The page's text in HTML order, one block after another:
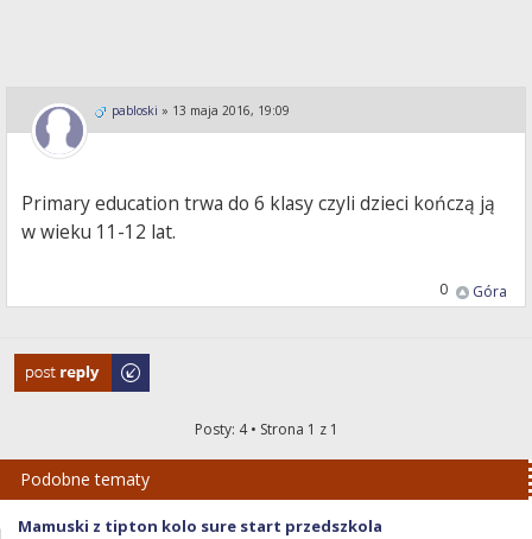
pabloski » 13 maja 2016, 19:09
Primary education trwa do 6 klasy czyli dzieci kończą ją
w wieku 11-12 lat.
Góra
0
Odpowiedz
Posty: 4 • Strona 1 z 1
Podobne tematy
Mamuski z tipton kolo sure start przedszkola